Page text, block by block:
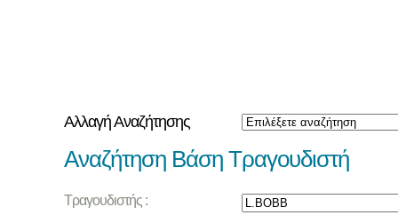
Αλλαγή Αναζήτησης
Αναζήτηση Βάση Τραγουδιστή
Τραγουδιστής :